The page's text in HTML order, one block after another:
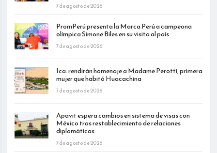
7 de agosto de 2026
PromPerú presenta la Marca Perú a campeona
olímpica Simone Biles en su visita al país
7 de agosto de 2026
Ica: rendirán homenaje a Madame Perotti, primera
mujer que habitó Huacachina
7 de agosto de 2026
Apavit espera cambios en sistema de visas con
México tras restablecimiento de relaciones
diplomáticas
7 de agosto de 2026